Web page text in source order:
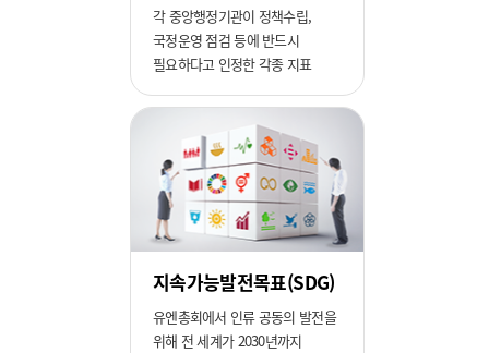
각 중앙행정기관이 정책수립,
국정운영 점검 등에 반드시
필요하다고 인정한 각종 지표
지속가능발전목표(SDG)
유엔총회에서 인류 공동의 발전을
위해 전 세계가 2030년까지